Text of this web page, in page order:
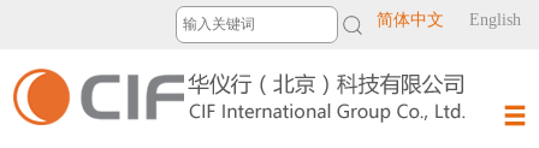
简体中文 English